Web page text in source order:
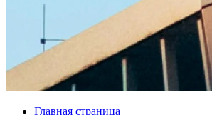
Главная страница